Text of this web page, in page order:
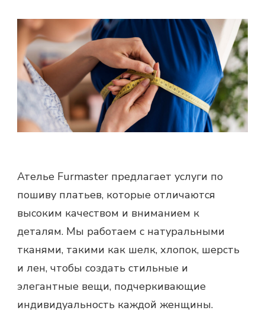
Ателье Furmaster предлагает услуги по
пошиву платьев, которые отличаются
высоким качеством и вниманием к
деталям. Мы работаем с натуральными
тканями, такими как шелк, хлопок, шерсть
и лен, чтобы создать стильные и
элегантные вещи, подчеркивающие
индивидуальность каждой женщины.